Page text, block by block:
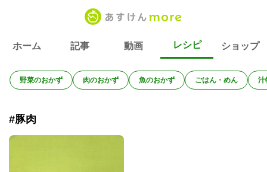
ホーム 記事 動画 レシピ ショップ
野菜のおかず 肉のおかず 魚のおかず ごはん・めん 汁
#豚肉